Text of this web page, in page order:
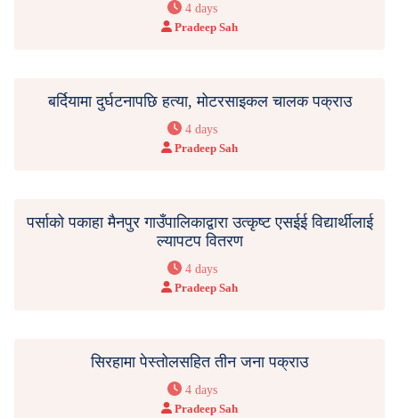
4 days
Pradeep Sah
बर्दियामा दुर्घटनापछि हत्या, मोटरसाइकल चालक पक्राउ
4 days
Pradeep Sah
पर्साको पकाहा मैनपुर गाउँपालिकाद्वारा उत्कृष्ट एसईई विद्यार्थीलाई
ल्यापटप वितरण
4 days
Pradeep Sah
सिरहामा पेस्तोलसहित तीन जना पक्राउ
4 days
Pradeep Sah